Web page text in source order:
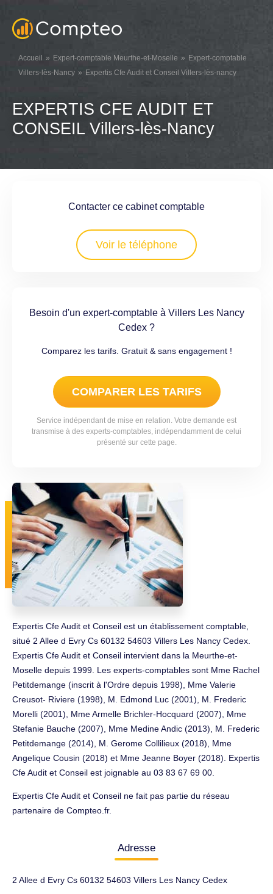
Accueil Expert-comptable Meurthe-et-Moselle
Expert-comptable
Villers-lès-Nancy
Expertis Cfe Audit et Conseil Villers-lès-nancy
EXPERTIS CFE AUDIT ET
CONSEIL Villers-lès-Nancy
Contacter ce cabinet comptable
Voir le téléphone
Besoin d'un expert-comptable à Villers Les Nancy
Cedex ?
Comparez les tarifs. Gratuit & sans engagement !
COMPARER LES TARIFS
Service indépendant de mise en relation. Votre demande est
transmise à des experts-comptables, indépendamment de celui
présenté sur cette page.
Expertis Cfe Audit et Conseil est un établissement comptable,
situé 2 Allee d Evry Cs 60132 54603 Villers Les Nancy Cedex.
Expertis Cfe Audit et Conseil intervient dans la Meurthe-et-
Moselle depuis 1999. Les experts-comptables sont Mme Rachel
Petitdemange (inscrit à l'Ordre depuis 1998), Mme Valerie
Creusot- Riviere (1998), M. Edmond Luc (2001), M. Frederic
Morelli (2001), Mme Armelle Brichler-Hocquard (2007), Mme
Stefanie Bauche (2007), Mme Medine Andic (2013), M. Frederic
Petitdemange (2014), M. Gerome Collilieux (2018), Mme
Angelique Cousin (2018) et Mme Jeanne Boyer (2018). Expertis
Cfe Audit et Conseil est joignable au 03 83 67 69 00.
Expertis Cfe Audit et Conseil ne fait pas partie du réseau
partenaire de Compteo.fr.
Adresse
2 Allee d Evry Cs 60132 54603 Villers Les Nancy Cedex